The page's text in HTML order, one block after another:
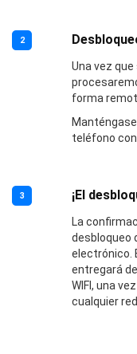
2
Una vez
forma
teléfono
3 ¡El
La
desbloqueo
electrónico.
entregará
WIFI, una
cualquier